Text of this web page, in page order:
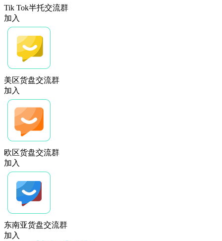
Tik Tok半托交流群
加入
美区货盘交流群
加入
欧区货盘交流群
加入
东南亚货盘交流群
加入